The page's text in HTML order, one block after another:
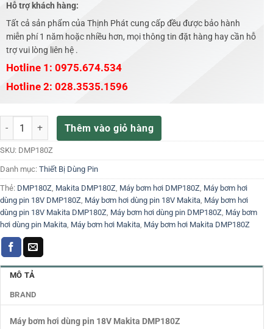
Hỗ trợ khách hàng:
Tất cả sản phẩm của Thịnh Phát cung cấp đều được bảo hành
miễn phí 1 năm hoặc nhiều hơn, mọi thông tin đặt hàng hay cần hỗ
trợ vui lòng liên hệ .
Hotline 1: 0975.674.534
Hotline 2: 028.3535.1596
Máy bơm hơi dùng pin 18V Makita DMP180Z số lượng
Thêm vào giỏ hàng
SKU: DMP180Z
Danh mục: Thiết Bị Dùng Pin
Thẻ: DMP180Z, Makita DMP180Z, Máy bơm hơi DMP180Z, Máy bơm hơi
dùng pin 18V DMP180Z, Máy bơm hơi dùng pin 18V Makita, Máy bơm hơi
dùng pin 18V Makita DMP180Z, Máy bơm hơi dùng pin DMP180Z, Máy bơm
hơi dùng pin Makita, Máy bơm hơi Makita, Máy bơm hơi Makita DMP180Z
MÔ TẢ
BRAND
Máy bơm hơi dùng pin 18V Makita DMP180Z